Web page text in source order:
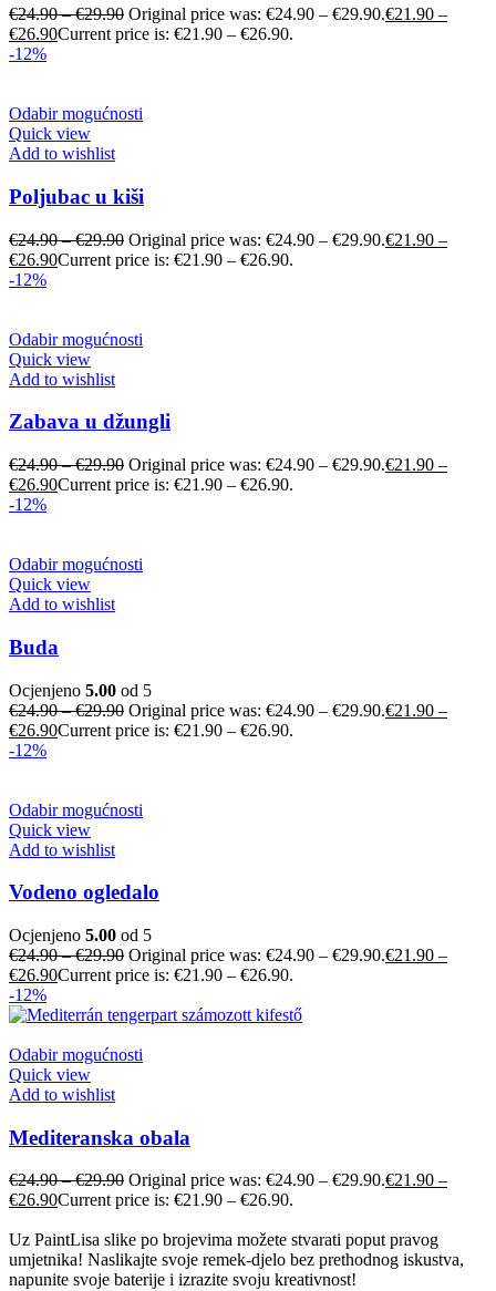
€24.90–€29.90 Original price was: €24.90 – €29.90.€21.90 –
€26.90Current price is: €21.90 – €26.90.
-12%
Odabir mogućnosti
Quick view
Add to wishlist
Poljubac u kiši
€24.90–€29.90 Original price was: €24.90 – €29.90.€21.90 –
€26.90Current price is: €21.90 – €26.90.
-12%
Odabir mogućnosti
Quick view
Add to wishlist
Zabava u džungli
€24.90–€29.90 Original price was: €24.90 – €29.90.€21.90 –
€26.90Current price is: €21.90 – €26.90.
-12%
Odabir mogućnosti
Quick view
Add to wishlist
Buda
Ocjenjeno 5.00 od 5
€24.90–€29.90 Original price was: €24.90 – €29.90.€21.90 –
€26.90Current price is: €21.90 – €26.90.
-12%
Odabir mogućnosti
Quick view
Add to wishlist
Vodeno ogledalo
Ocjenjeno 5.00 od 5
€24.90–€29.90 Original price was: €24.90 – €29.90.€21.90 –
€26.90Current price is: €21.90 – €26.90.
-12%
Odabir mogućnosti
Quick view
Add to wishlist
Mediteranska obala
€24.90–€29.90 Original price was: €24.90 – €29.90.€21.90 –
€26.90Current price is: €21.90 – €26.90.
Uz PaintLisa slike po brojevima možete stvarati poput pravog
umjetnika! Naslikajte svoje remek-djelo bez prethodnog iskustva,
napunite svoje baterije i izrazite svoju kreativnost!